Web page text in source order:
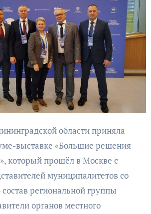
выставке «Большие решения
который прошёл в Москве с
муниципалитетов со
региональной группы
органов местного